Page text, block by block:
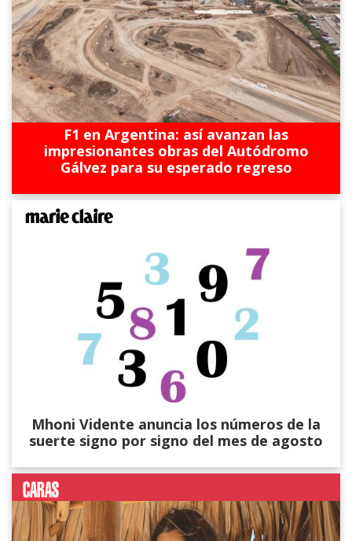
F1 en Argentina: así avanzan las
impresionantes obras del Autódromo
Gálvez para su esperado regreso
Mhoni Vidente anuncia los números de la
suerte signo por signo del mes de agosto